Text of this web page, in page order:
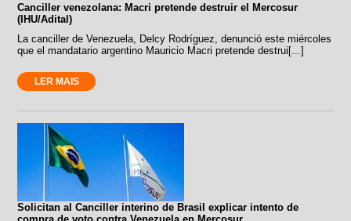
Canciller venezolana: Macri pretende destruir el Mercosur
(IHU/Adital)
La canciller de Venezuela, Delcy Rodríguez, denunció este miércoles
que el mandatario argentino Mauricio Macri pretende destrui[...]
LER MAIS
Solicitan al Canciller interino de Brasil explicar intento de